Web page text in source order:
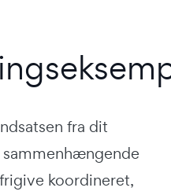
fra dit
koordineret,